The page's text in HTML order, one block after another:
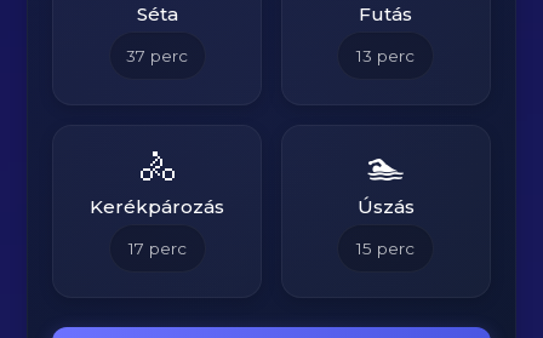
Séta
37 perc
Futás
13 perc
🚴
Kerékpározás
17 perc
🏊
Úszás
15 perc